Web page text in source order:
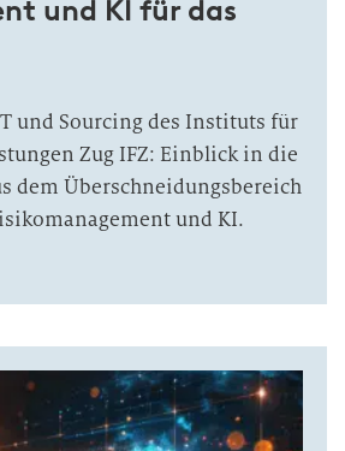
und KI für das
und Sourcing des Instituts für
Zug IFZ: Einblick in die
dem Überschneidungsbereich
und KI.